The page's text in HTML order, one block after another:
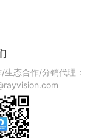
生态合作/分销代理：